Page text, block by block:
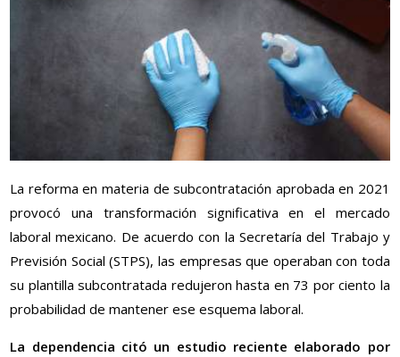
La reforma en materia de subcontratación aprobada en 2021
provocó una transformación significativa en el mercado
laboral mexicano. De acuerdo con la Secretaría del Trabajo y
Previsión Social (STPS), las empresas que operaban con toda
su plantilla subcontratada redujeron hasta en 73 por ciento la
probabilidad de mantener ese esquema laboral.
La dependencia citó un estudio reciente elaborado por